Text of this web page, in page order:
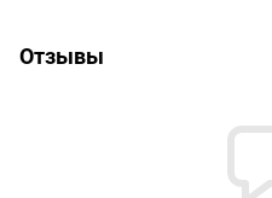
Отзывы